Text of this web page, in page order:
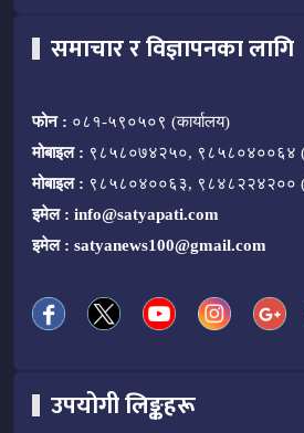
समाचार र विज्ञापनका लागि
फोन : ०८१-५९०५०९ (कार्यालय)
मोबाइल : ९८५८०७४२५०, ९८५८०४००६४
मोबाइल : ९८५८०४००६३, ९८४८२२४२००
इमेल : info@satyapati.com
इमेल : satyanews100@gmail.com
उपयोगी लिङ्कहरू